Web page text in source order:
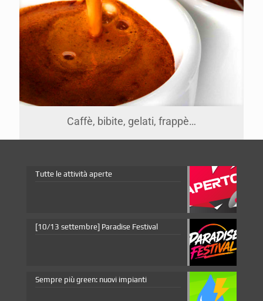
Caffè, bibite, gelati, frappè…
Tutte le attività aperte
[10/13 settembre] Paradise Festival
Sempre più green: nuovi impianti